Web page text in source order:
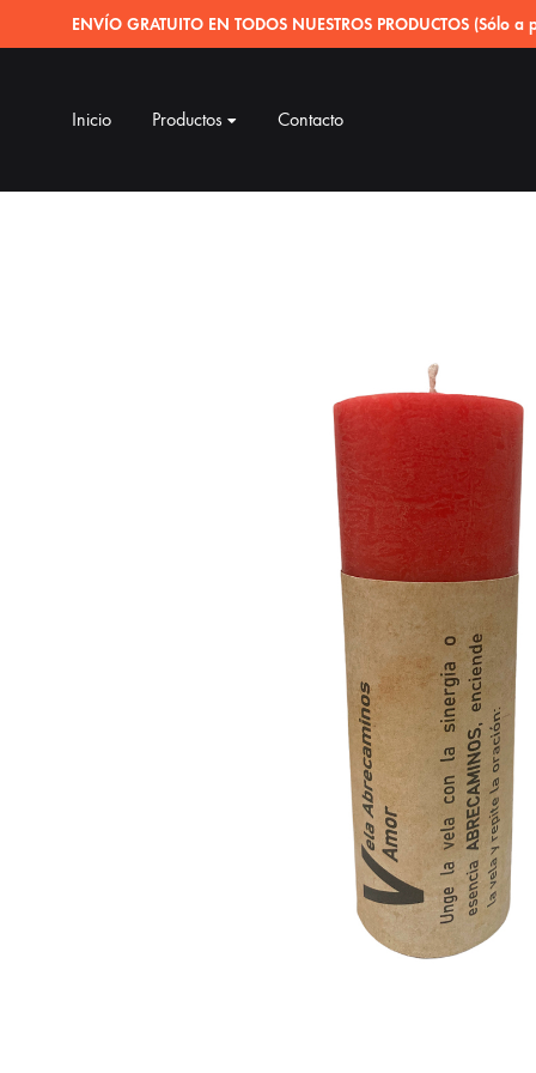
ENVÍO GRATUITO EN TODOS NUESTROS PRODUCTOS (Sólo a
Inicio Productos Contacto